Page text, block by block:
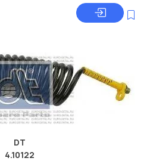
DT
4.10122